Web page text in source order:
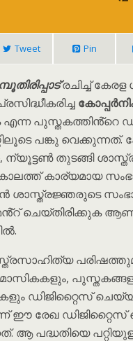
Tweet Pin
രചിച്ച്
എന്ന പുസ്തകത്തിൻ്റെ
പങ്കു വെക്കുന്നത്.
ന്യൂട്ടൺ തുടങ്ങി
കാര്യമായ
ശാസ്ത്രജ്ഞരുടെ
ചെയ്തിരിക്കുക
ഡിജിറ്റൈസ്
ഈ രേഖ ഡിജിറ്റൈസ്
ആ പദ്ധതിയെ